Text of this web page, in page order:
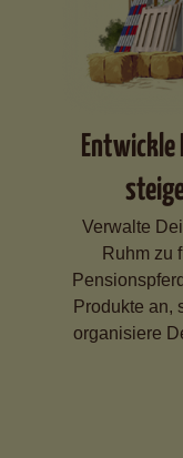
Entwickle
Verwalte
Ruhm zu
Produkte an,
organisiere